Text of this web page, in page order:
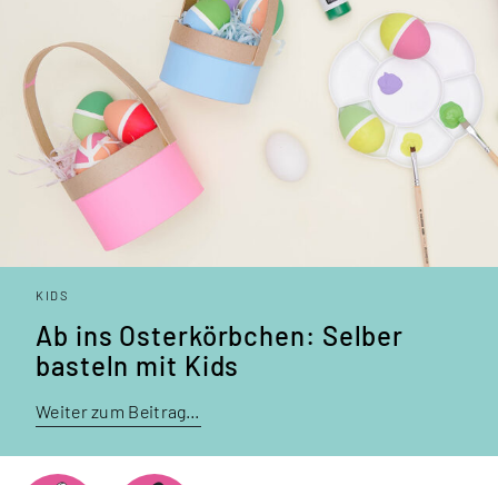
KIDS
Ab ins Oster­körbchen: Selber
basteln mit Kids
Weiter zum Beitrag…